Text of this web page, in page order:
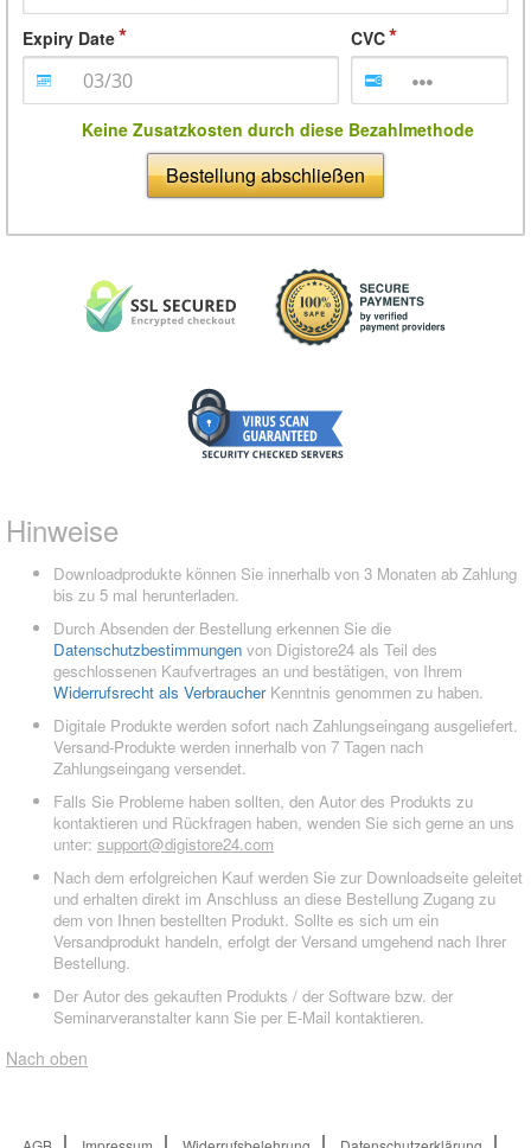
Expiry Date CVC
Keine Zusatzkosten durch diese Bezahlmethode
Bestellung abschließen
Hinweise
Downloadprodukte können Sie innerhalb von 3 Monaten ab Zahlung
bis zu 5 mal herunterladen.
Durch Absenden der Bestellung erkennen Sie die
Datenschutzbestimmungen von Digistore24 als Teil des
geschlossenen Kaufvertrages an und bestätigen, von Ihrem
Widerrufsrecht als VerbraucherKenntnis genommen zu haben.
Digitale Produkte werden sofort nach Zahlungseingang ausgeliefert.
Versand-Produkte werden innerhalb von 7 Tagen nach
Zahlungseingang versendet.
Falls Sie Probleme haben sollten, den Autor des Produkts zu
kontaktieren und Rückfragen haben, wenden Sie sich gerne an uns
unter: support@digistore24.com
Nach dem erfolgreichen Kauf werden Sie zur Downloadseite geleitet
und erhalten direkt im Anschluss an diese Bestellung Zugang zu
dem von Ihnen bestellten Produkt. Sollte es sich um ein
Versandprodukt handeln, erfolgt der Versand umgehend nach Ihrer
Bestellung.
Der Autor des gekauften Produkts / der Software bzw. der
Seminarveranstalter kann Sie per E-Mail kontaktieren.
Nach oben